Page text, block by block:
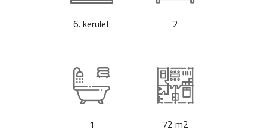
6. kerület 2
1 72 m2